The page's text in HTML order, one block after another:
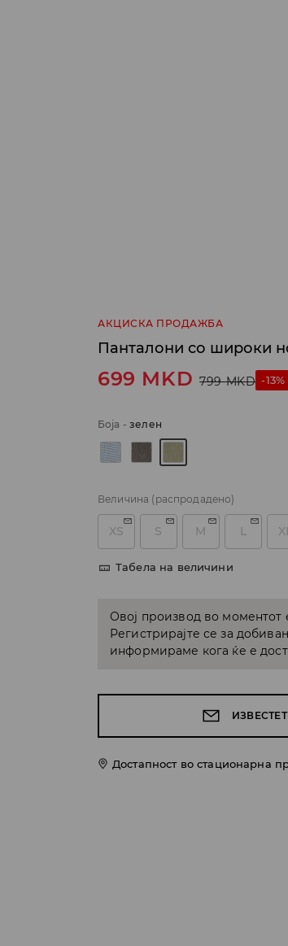
АКЦИСКА ПРОДАЖБА
Панталони со широки
699 MKD 799 MKD -13%
Боја -зелен
Величина (распродадено)
XS S M L
Табела на величини
Овој производ во моментот
Регистрирајте се за
информираме кога ќе е
Достапност во стационарна